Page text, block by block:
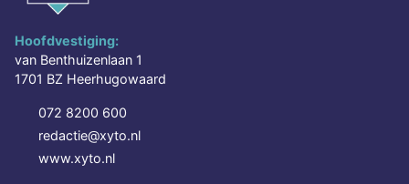
Hoofdvestiging:
van Benthuizenlaan 1
1701 BZ Heerhugowaard
072 8200 600
redactie@xyto.nl
www.xyto.nl